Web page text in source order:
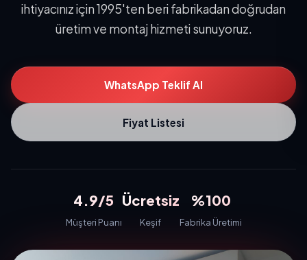
ihtiyacınız için 1995'ten beri fabrikadan doğrudan
üretim ve montaj hizmeti sunuyoruz.
WhatsApp Teklif Al
Fiyat Listesi
4.9/5
Müşteri Puanı
Ücretsiz
Keşif
%100
Fabrika Üretimi